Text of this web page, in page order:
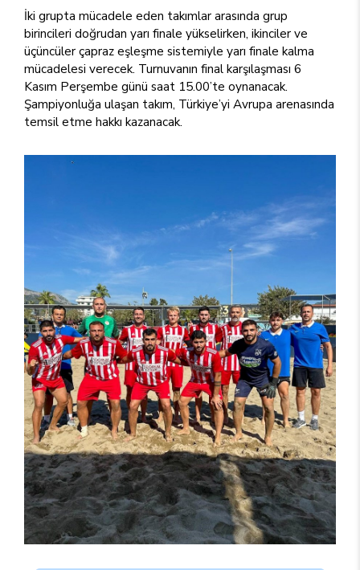
İki grupta mücadele eden takımlar arasında grup
birincileri doğrudan yarı finale yükselirken, ikinciler ve
üçüncüler çapraz eşleşme sistemiyle yarı finale kalma
mücadelesi verecek. Turnuvanın final karşılaşması 6
Kasım Perşembe günü saat 15.00’te oynanacak.
Şampiyonluğa ulaşan takım, Türkiye’yi Avrupa arenasında
temsil etme hakkı kazanacak.